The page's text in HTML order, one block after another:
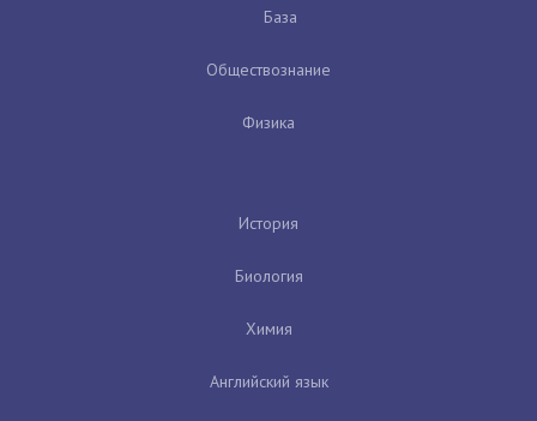
База
Обществознание
Физика
История
Биология
Химия
Английский язык